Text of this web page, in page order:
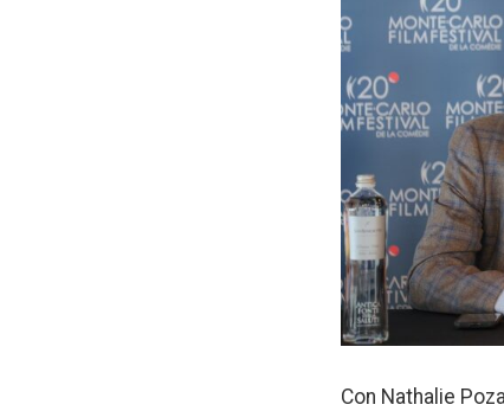
Con Nathalie